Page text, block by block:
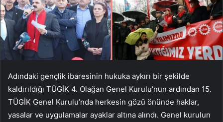
Adındaki gençlik ibaresinin hukuka aykırı bir şekilde
kaldırıldığı TÜGİK 4. Olağan Genel Kurulu’nun ardından 15.
TÜGİK Genel Kurulu’nda herkesin gözü önünde haklar,
yasalar ve uygulamalar ayaklar altına alındı. Genel kurulun